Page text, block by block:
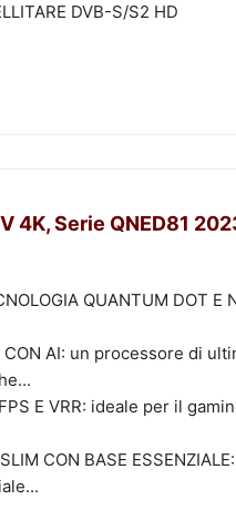
DVB-S/S2 HD
4K, Serie QNED81
QUANTUM DOT
CON AI: un processore di
E VRR: ideale per il
CON BASE